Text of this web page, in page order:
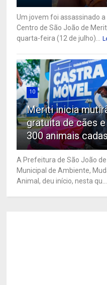
Um jovem foi assassinado
Centro de São João de
quarta-feira (12 de julho)...
10
Meriti inicia
gratuita de cães
300 animais
A Prefeitura de São João
Municipal de Ambiente,
Animal, deu início, nesta qu...